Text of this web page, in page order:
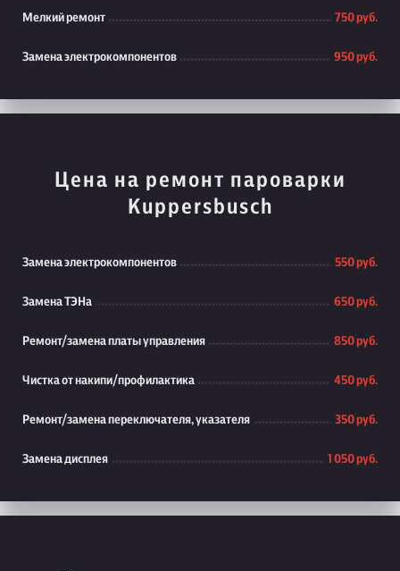
Мелкий ремонт 750 руб.
Замена электрокомпонентов 950 руб.
Цена на ремонт пароварки
Kuppersbusch
Замена электрокомпонентов 550 руб.
Замена ТЭНа 650 руб.
Ремонт/замена платы управления 850 руб.
Чистка от накипи/профилактика 450 руб.
Ремонт/замена переключателя, указателя 350 руб.
Замена дисплея 1 050 руб.